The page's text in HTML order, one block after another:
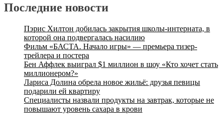
Последние новости
Пэрис Хилтон добилась закрытия школы-интерната, в
которой она подвергалась насилию
Фильм «БАСТА. Начало игры» — премьера тизер-
трейлера и постера
Бен Аффлек выиграл $1 миллион в шоу «Кто хочет стать
миллионером?»
Лариса Долина обрела новое жильё: друзья певицы
подарили ей квартиру
Специалисты назвали продукты на завтрак, которые не
повышают уровень сахара в крови